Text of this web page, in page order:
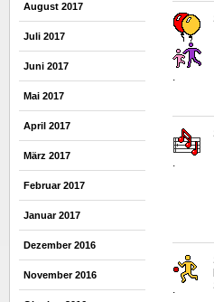
August 2017
Juli 2017
Juni 2017
Mai 2017
April 2017
März 2017
Februar 2017
Januar 2017
Dezember 2016
November 2016
.
.